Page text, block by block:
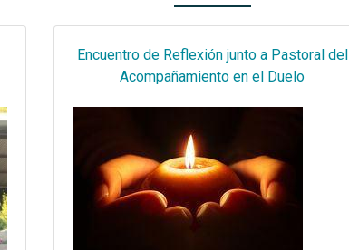
Encuentro de Reflexión junto a Pastoral del
Acompañamiento en el Duelo